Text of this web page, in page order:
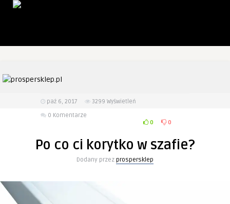
paź 6, 2017 3299 Wyświetleń
0 Komentarze
0 0
Po co ci korytko w szafie?
Dodany przez prospersklep